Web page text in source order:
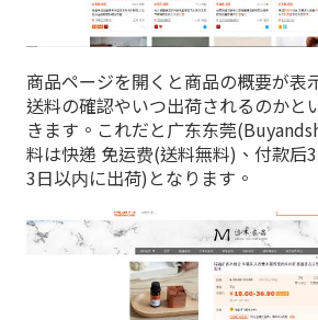
商品ページを開くと商品の概要が表
送料の確認やいつ出荷されるのかと
きます。これだと广东东莞
料は快递 免运费(送料無料)、付款后
3日以内に出荷)となります。